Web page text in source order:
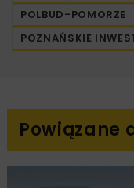
POLBUD-POMORZE
POZNAŃSKIE
Powiązane